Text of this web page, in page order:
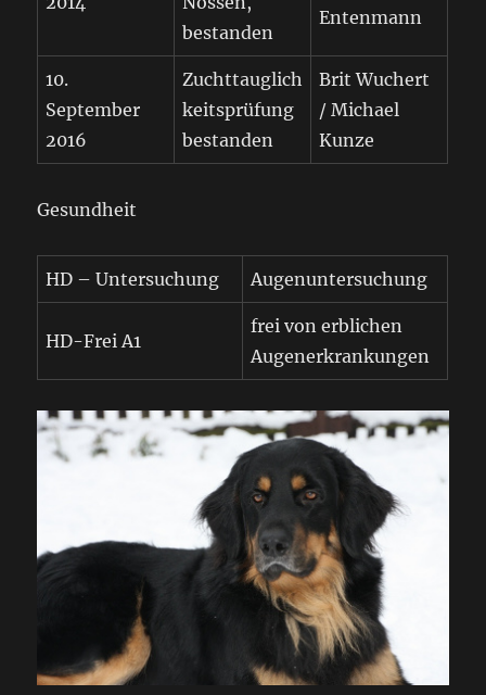
bestanden
Entenmann
10.
September
2016
Zuchttauglich
keitsprüfung
bestanden
Brit Wuchert
/ Michael
Kunze
Gesundheit
HD – Untersuchung Augenuntersuchung
HD-Frei A1
frei von erblichen
Augenerkrankungen